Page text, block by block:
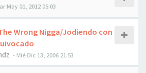
May 01, 2012 05:03
Wrong Nigga/Jodiendo con
- Mié Dic 13, 2006 21:53